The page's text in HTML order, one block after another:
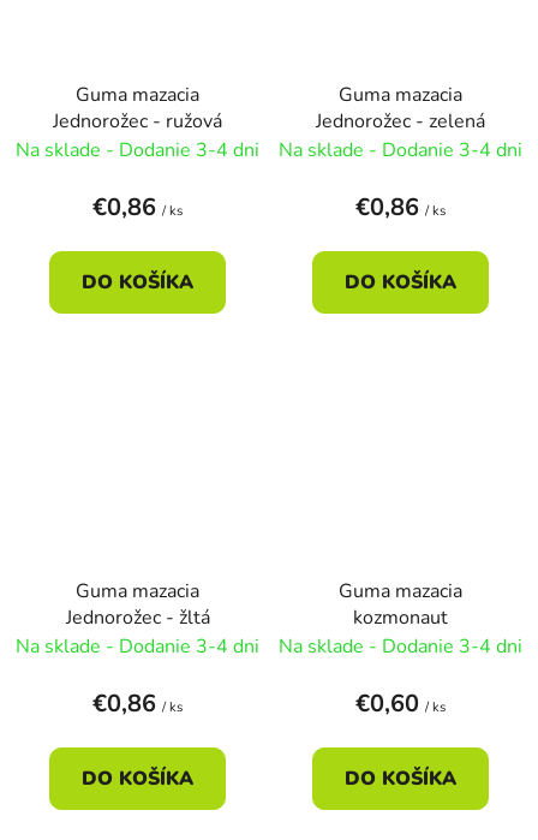
Guma mazacia
Jednorožec - ružová
Na sklade - Dodanie 3-4 dni
€0,86 / ks
DO KOŠÍKA
Guma mazacia
Jednorožec - zelená
Na sklade - Dodanie 3-4 dni
€0,86 / ks
DO KOŠÍKA
Guma mazacia
Jednorožec - žltá
Na sklade - Dodanie 3-4 dni
€0,86 / ks
DO KOŠÍKA
Guma mazacia
kozmonaut
Na sklade - Dodanie 3-4 dni
€0,60 / ks
DO KOŠÍKA